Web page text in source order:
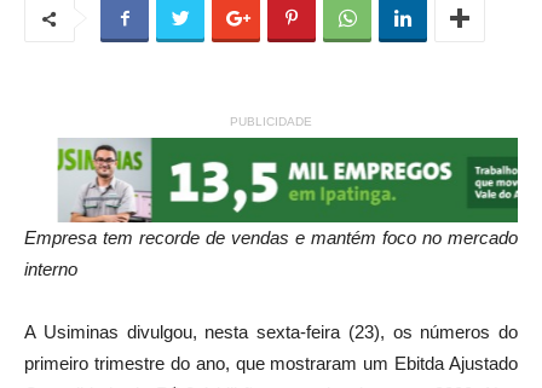
PUBLICIDADE
Empresa tem recorde de vendas e mantém foco no mercado
interno
A Usiminas divulgou, nesta sexta-feira (23), os números do
primeiro trimestre do ano, que mostraram um Ebitda Ajustado